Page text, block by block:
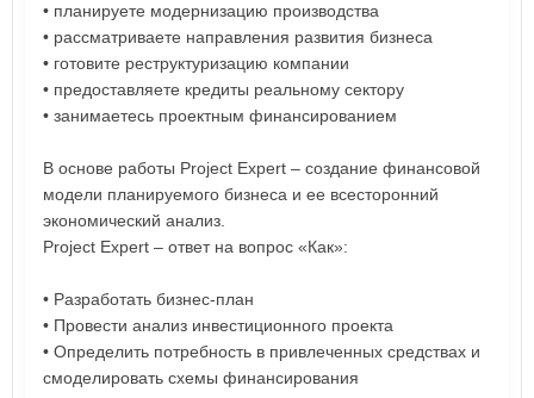
• планируете модернизацию производства
• рассматриваете направления развития бизнеса
• готовите реструктуризацию компании
• предоставляете кредиты реальному сектору
• занимаетесь проектным финансированием
В основе работы Project Expert – создание финансовой
модели планируемого бизнеса и ее всесторонний
экономический анализ.
Project Expert – ответ на вопрос «Как»:
• Разработать бизнес-план
• Провести анализ инвестиционного проекта
• Определить потребность в привлеченных средствах и
смоделировать схемы финансирования